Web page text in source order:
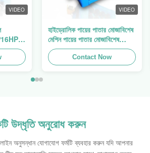
VIDEO VIDEO
হাইড্রোলিক পায়ের পাতার মোজাবিশেষ
মেশিন পায়ের পাতার মোজাবিশেষ
Crimping মেশিন পায়ের পাতার
মোজাবিশেষ প্রেস ফিন পাওয়ার
Swager
Contact Now
উদ্ধৃতি অনুরোধ করুন
অনুসন্ধান যোগাযোগ ফর্মটি ব্যবহার করুন যদি আপনার